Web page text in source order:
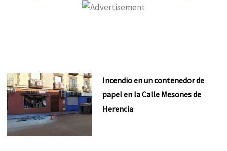
Incendio en un contenedor de
papel en la Calle Mesones de
Herencia